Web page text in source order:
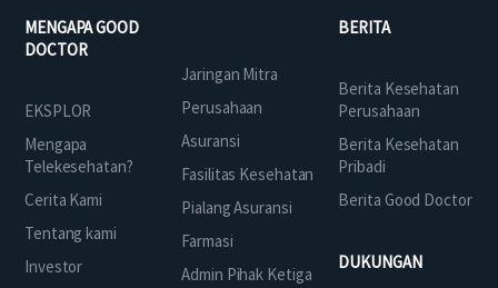
MENGAPA GOOD
DOCTOR
EKSPLOR
Mengapa
Telekesehatan?
Cerita Kami
Tentang kami
Investor
Jaringan Mitra
Perusahaan
Asuransi
Fasilitas Kesehatan
Pialang Asuransi
Farmasi
Admin Pihak Ketiga
BERITA
Berita Kesehatan
Perusahaan
Berita Kesehatan
Pribadi
Berita Good Doctor
DUKUNGAN